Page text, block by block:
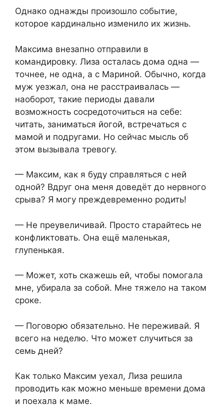
Однако однажды произошло событие,
которое кардинально изменило их жизнь.
Максима внезапно отправили в
командировку. Лиза осталась дома одна —
точнее, не одна, а с Мариной. Обычно, когда
муж уезжал, она не расстраивалась —
наоборот, такие периоды давали
возможность сосредоточиться на себе:
читать, заниматься йогой, встречаться с
мамой и подругами. Но сейчас мысль об
этом вызывала тревогу.
— Максим, как я буду справляться с ней
одной? Вдруг она меня доведёт до нервного
срыва? Я могу преждевременно родить!
— Не преувеличивай. Просто старайтесь не
конфликтовать. Она ещё маленькая,
глупенькая.
— Может, хоть скажешь ей, чтобы помогала
мне, убирала за собой. Мне тяжело на таком
сроке.
— Поговорю обязательно. Не переживай. Я
всего на неделю. Что может случиться за
семь дней?
Как только Максим уехал, Лиза решила
проводить как можно меньше времени дома
и поехала к маме.